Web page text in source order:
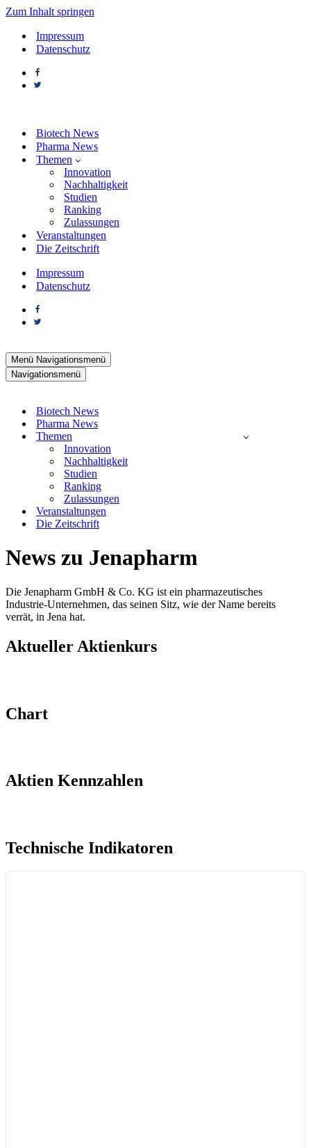
Zum Inhalt springen
Impressum
Datenschutz
Biotech News
Pharma News
Themen
Innovation
Nachhaltigkeit
Studien
Ranking
Zulassungen
Veranstaltungen
Die Zeitschrift
Impressum
Datenschutz
Menü Navigationsmenü
Navigationsmenü
Biotech News
Pharma News
Themen
Innovation
Nachhaltigkeit
Studien
Ranking
Zulassungen
Veranstaltungen
Die Zeitschrift
News zu Jenapharm
Die Jenapharm GmbH & Co. KG ist ein pharmazeutisches
Industrie-Unternehmen, das seinen Sitz, wie der Name bereits
verrät, in Jena hat.
Aktueller Aktienkurs​
Chart
Aktien Kennzahlen​
Technische Indikatoren​